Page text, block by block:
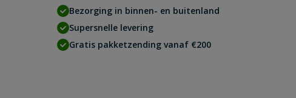
Bezorging in binnen- en buitenland
Supersnelle levering
Gratis pakketzending vanaf €200